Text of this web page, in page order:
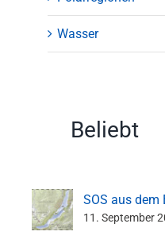
Wasser
Beliebt
SOS aus dem
11. September